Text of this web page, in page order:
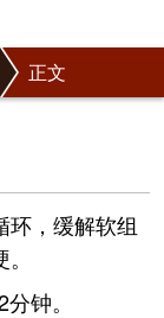
正文
环，缓解软组
钟。